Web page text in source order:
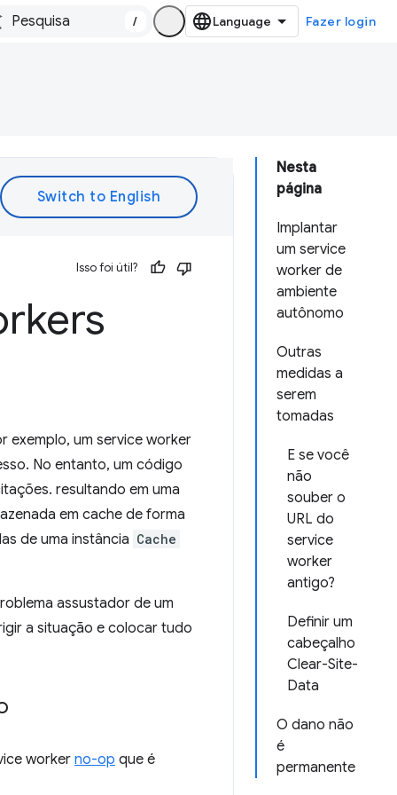
/ Fazer login
Nesta
página
Implantar
um service
worker de
ambiente
autônomo
Outras
medidas a
serem
tomadas
E se você
não
souber o
URL do
service
worker
antigo?
Definir um
cabeçalho
Clear-Site-
Data
O dano não
é
permanente
Isso foi útil?
exemplo, um service worker
No entanto, um código
resultando em uma
em cache de forma
de uma instância Cache
assustador de um
a situação e colocar tudo
worker no-op que é